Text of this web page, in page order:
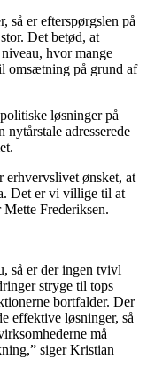
så er efterspørgslen på
Det betød, at
hvor mange
omsætning på grund af
løsninger på
adresserede
erhvervslivet ønsket, at
Det er vi villige til at
Frederiksen.
så er der ingen tvivl
stryge til tops
bortfalder. Der
effektive løsninger, så
må
siger Kristian